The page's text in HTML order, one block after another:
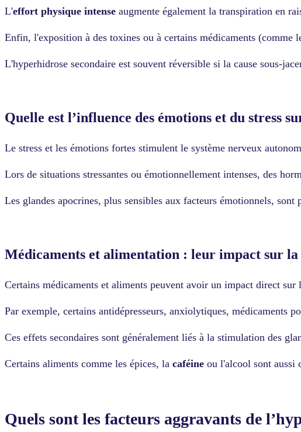
L'effort physique intense augmente également la transpiration en
Enfin, l'exposition à des toxines ou à certains médicaments (comme
L'hyperhidrose secondaire est souvent réversible si la cause sous-
Quelle est l’influence des émotions et du stress
Le stress et les émotions fortes stimulent le système nerveux
Lors de situations stressantes ou émotionnellement intenses, des
Les glandes apocrines, plus sensibles aux facteurs émotionnels,
Médicaments et alimentation : leur impact sur
Certains médicaments et aliments peuvent avoir un impact direct
Par exemple, certains antidépresseurs, anxiolytiques, médicaments
Ces effets secondaires sont généralement liés à la stimulation des
Certains aliments comme les épices, la caféine ou l'alcool sont aussi
Quels sont les facteurs aggravants de